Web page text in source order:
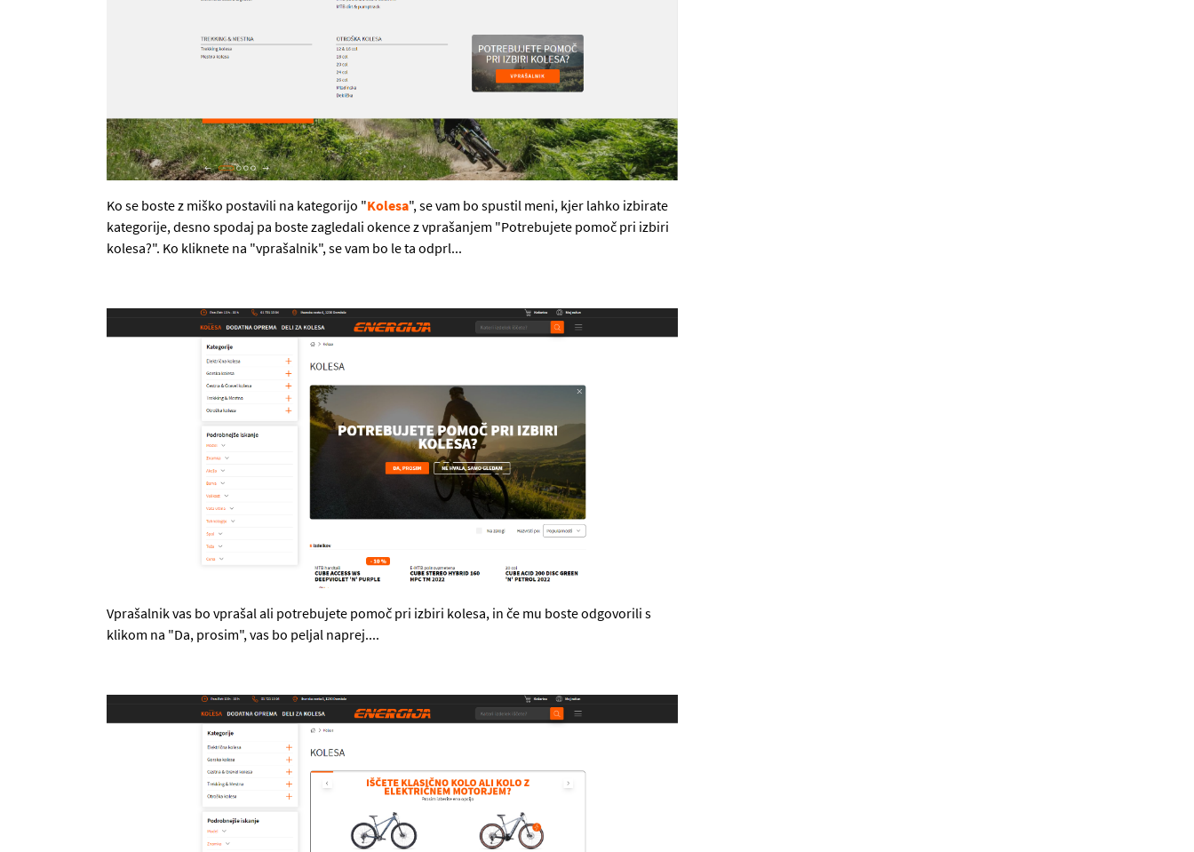
Ko se boste z miško postavili na kategorijo "Kolesa", se vam bo spustil meni, kjer lahko izbirate
kategorije, desno spodaj pa boste zagledali okence z vprašanjem "Potrebujete pomoč pri izbiri
kolesa?". Ko kliknete na "vprašalnik", se vam bo le ta odprl...
Vprašalnik vas bo vprašal ali potrebujete pomoč pri izbiri kolesa, in če mu boste odgovorili s
klikom na "Da, prosim", vas bo peljal naprej....